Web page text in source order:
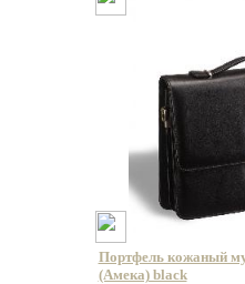
Портфель кожаный
(Амека) black